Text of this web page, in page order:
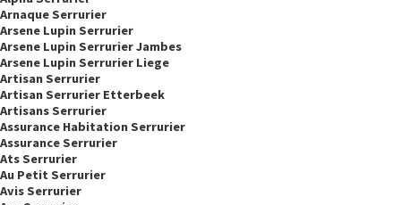
Arnaque Serrurier
Arsene Lupin Serrurier
Arsene Lupin Serrurier Jambes
Arsene Lupin Serrurier Liege
Artisan Serrurier
Artisan Serrurier Etterbeek
Artisans Serrurier
Assurance Habitation Serrurier
Assurance Serrurier
Ats Serrurier
Au Petit Serrurier
Avis Serrurier